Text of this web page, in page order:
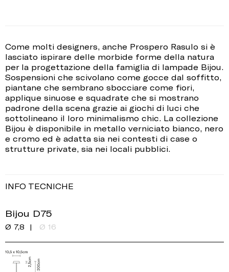
Come molti designers, anche Prospero Rasulo si è
lasciato ispirare delle morbide forme della natura
per la progettazione della famiglia di lampade Bijou.
Sospensioni che scivolano come gocce dal soffitto,
piantane che sembrano sbocciare come fiori,
applique sinuose e squadrate che si mostrano
padrone della scena grazie ai giochi di luci che
sottolineano il loro minimalismo chic. La collezione
Bijou è disponibile in metallo verniciato bianco, nero
e cromo ed è adatta sia nei contesti di case o
strutture private, sia nei locali pubblici.
INFO TECNICHE
Bijou D75
Ø 7,8 Ø 16